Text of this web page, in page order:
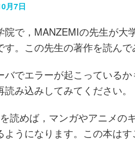
月7日
で，MANZEMIの先生が大
す。この先生の著作を読ん
バでエラーが起こっている
み込みしてみてください。
読めば，マンガやアニメの
ようになります。この本は